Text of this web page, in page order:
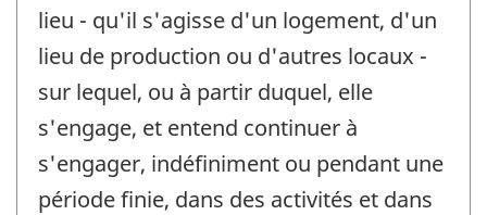
lieu - qu'il s'agisse d'un logement, d'un
lieu de production ou d'autres locaux -
sur lequel, ou à partir duquel, elle
s'engage, et entend continuer à
s'engager, indéfiniment ou pendant une
période finie, dans des activités et dans